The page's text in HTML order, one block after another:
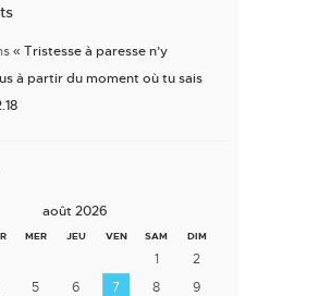
« Tristesse à paresse n’y
à partir du moment où tu sais
août 2026
MER JEU VEN SAM DIM
1
2
5 6 7 8
9